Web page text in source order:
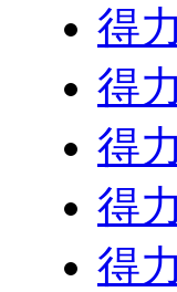
得
得
得
得
得